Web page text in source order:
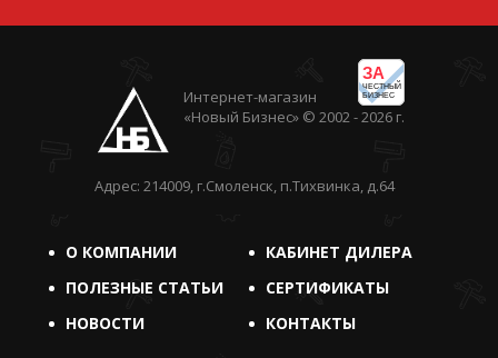
ЗА
ЧЕСТНЫЙ
БИЗНЕС
Интернет-магазин
«Новый Бизнес» © 2002 - 2026 г.
Адрес: 214009, г.Смоленск, п.Тихвинка, д.64
О КОМПАНИИ
КАБИНЕТ ДИЛЕРА
ПОЛЕЗНЫЕ СТАТЬИ
СЕРТИФИКАТЫ
НОВОСТИ
КОНТАКТЫ